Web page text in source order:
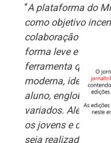
“A plataforma do
como objetivo
colaboração e a
forma leve e lúdica
ferramenta que
moderna, ideal
aluno, englobando
variados. Além
os jovens e
seja realizado com